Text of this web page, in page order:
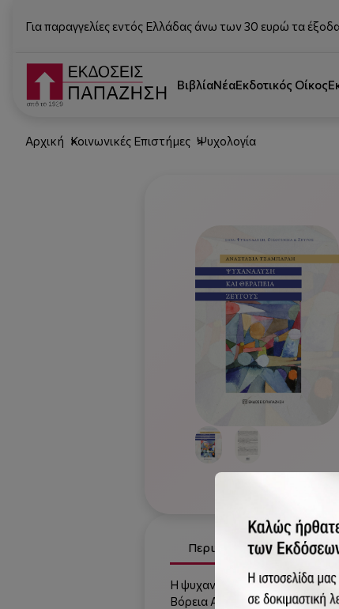
Για παραγγελίες εντός Ελλάδας άνω των 30 ευρώ τα
ΒιβλίαΝέαΕκδοτικός Οίκος
Αρχική Κοινωνικές Επιστήμες Ψυχολογία
Περιγραφή
H ψυχαναλυτική
Βόρεια Αμερική, για μεγάλο